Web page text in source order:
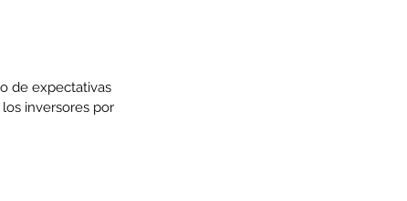
de expectativas
inversores por